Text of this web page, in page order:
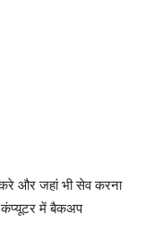
और जहां भी सेव करना
में बैकअप